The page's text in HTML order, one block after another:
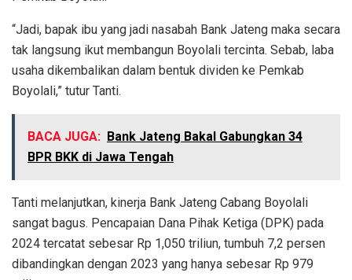
“Jadi, bapak ibu yang jadi nasabah Bank Jateng maka secara
tak langsung ikut membangun Boyolali tercinta. Sebab, laba
usaha dikembalikan dalam bentuk dividen ke Pemkab
Boyolali,” tutur Tanti.
BACA JUGA: Bank Jateng Bakal Gabungkan 34
BPR BKK di Jawa Tengah
Tanti melanjutkan, kinerja Bank Jateng Cabang Boyolali
sangat bagus. Pencapaian Dana Pihak Ketiga (DPK) pada
2024 tercatat sebesar Rp 1,050 triliun, tumbuh 7,2 persen
dibandingkan dengan 2023 yang hanya sebesar Rp 979